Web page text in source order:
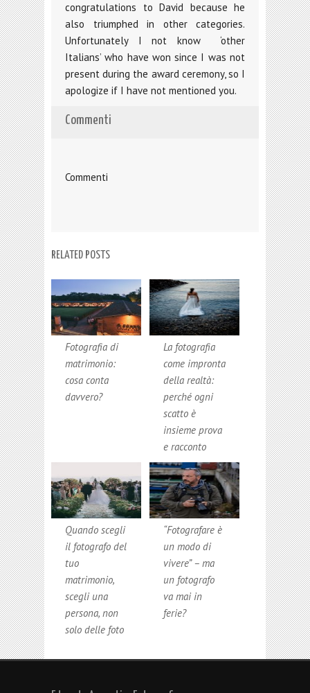
congratulations to David because he
also triumphed in other categories.
Unfortunately I not know ‘other
Italians’ who have won since I was not
present during the award ceremony, so I
apologize if I have not mentioned you.
Commenti
Commenti
RELATED POSTS
Fotografia di
matrimonio:
cosa conta
davvero?
La fotografia
come impronta
della realtà:
perché ogni
scatto è
insieme prova
e racconto
Quando scegli
il fotografo del
tuo
matrimonio,
scegli una
persona, non
solo delle foto
“Fotografare è
un modo di
vivere” – ma
un fotografo
va mai in
ferie?